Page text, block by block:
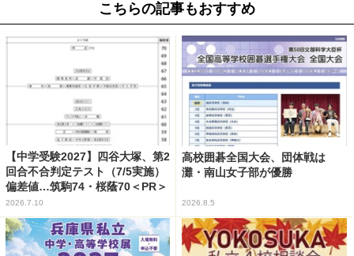
こちらの記事もおすすめ
【中学受験2027】四谷大塚、第2
回合不合判定テスト（7/5実施）
偏差値…筑駒74・桜蔭70＜PR＞
2026.7.10
高校囲碁全国大会、団体戦は
灘・南山女子部が優勝
2026.8.5